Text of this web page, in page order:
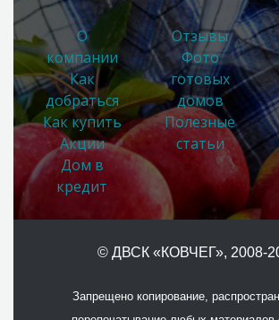
О
компании
Как
добраться
Как купить
Акции
Дом в
кредит
Отзывы
Фото
готовых
домов
Полезные
статьи
© ДВСК «КОВЧЕГ», 2008-
Запрещено копирование,